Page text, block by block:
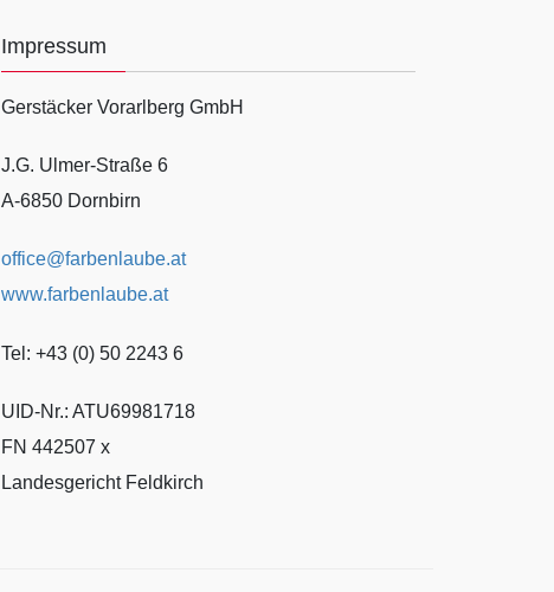
Impressum
Gerstäcker Vorarlberg GmbH
J.G. Ulmer-Straße 6
A-6850 Dornbirn
office@farbenlaube.at
www.farbenlaube.at
Tel: +43 (0) 50 2243 6
UID-Nr.: ATU69981718
FN 442507 x
Landesgericht Feldkirch